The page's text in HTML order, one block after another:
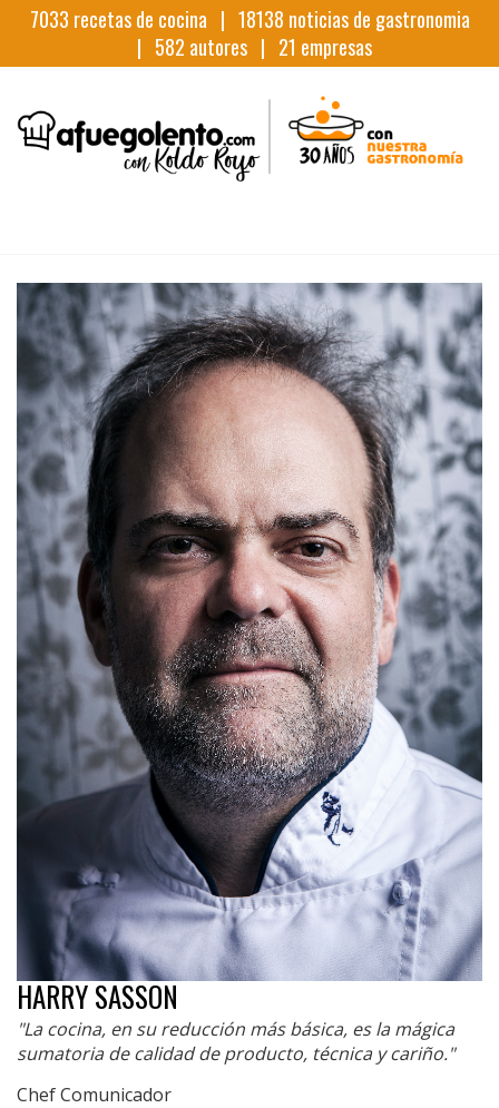
7033 recetas de cocina | 18138 noticias de gastronomia
| 582 autores | 21 empresas
HARRY SASSON
"La cocina, en su reducción más básica, es la mágica
sumatoria de calidad de producto, técnica y cariño."
Chef Comunicador